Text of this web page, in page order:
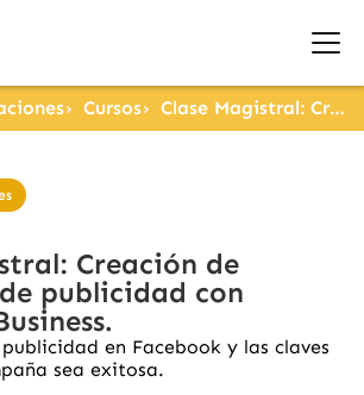
Cursos Clase Magistral: Creación de campañas de publicidad con Facebook Business.
Creación de
publicidad con
en Facebook y las claves
sea exitosa.